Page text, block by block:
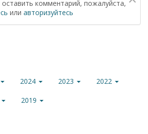
комментарий, пожалуйста,
или авторизуйтесь
2024 2023 2022
2019